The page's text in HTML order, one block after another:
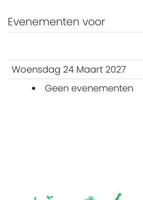
Evenementen voor
Woensdag 24 Maart 2027
Geen evenementen